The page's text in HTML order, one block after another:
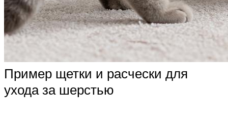
Пример щетки и расчески для
ухода за шерстью